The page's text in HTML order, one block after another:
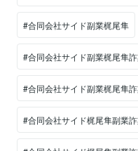
#合同会社サイド副業梶尾隼
#合同会社サイド副業梶尾隼
#合同会社サイド副業梶尾隼詐
#合同会社サイド梶尾隼副業